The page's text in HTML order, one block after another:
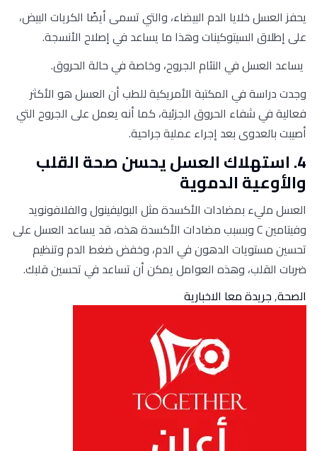
يحفز العسل خلايا الدم البيضاء، والتي تسمى أيضًا الكريات البيض،
على إطلاق السيتوكينات وهذا ما يساعد في إصلاح الأنسجة.
يساعد العسل في التئام الجروح، وخاصة في حالة الحروق.
وجدت دراسة في المكتبة الأمريكية للطب أن العسل هو الأكثر
فعالية في شفاء الحروق الجزئية، كما أنه يعمل على الجروح التي
أصيبت بالعدوى بعد إجراء عملية جراحية.
4. استهلاك العسل يحسن صحة القلب
والأوعية الدموية
العسل مليء بمضادات الأكسدة مثل البوليفينول والفلافونويد
وفيتامين C وبسبب مضادات الأكسدة هذه، قد يساعد العسل على
تحسين مستويات الدهون في الدم، وخفض ضغط الدم وتنظيم
ضربات القلب، وهذه العوامل يمكن أن تساعد في تحسين قلبك.
الصحة,جريدة معا الاخبارية